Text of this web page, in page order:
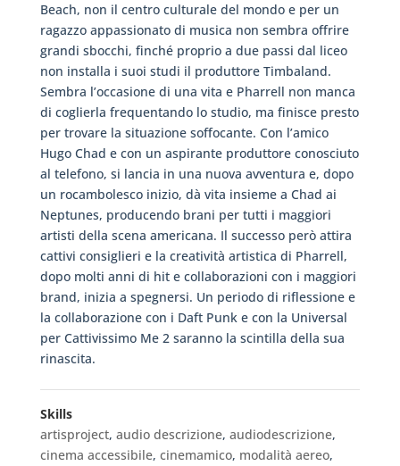
Beach, non il centro culturale del mondo e per un
ragazzo appassionato di musica non sembra offrire
grandi sbocchi, finché proprio a due passi dal liceo
non installa i suoi studi il produttore Timbaland.
Sembra l’occasione di una vita e Pharrell non manca
di coglierla frequentando lo studio, ma finisce presto
per trovare la situazione soffocante. Con l’amico
Hugo Chad e con un aspirante produttore conosciuto
al telefono, si lancia in una nuova avventura e, dopo
un rocambolesco inizio, dà vita insieme a Chad ai
Neptunes, producendo brani per tutti i maggiori
artisti della scena americana. Il successo però attira
cattivi consiglieri e la creatività artistica di Pharrell,
dopo molti anni di hit e collaborazioni con i maggiori
brand, inizia a spegnersi. Un periodo di riflessione e
la collaborazione con i Daft Punk e con la Universal
per Cattivissimo Me 2 saranno la scintilla della sua
rinascita.
Skills
artisproject, audio descrizione, audiodescrizione,
cinema accessibile, cinemamico, modalità aereo,